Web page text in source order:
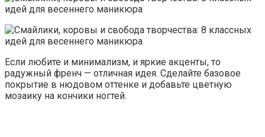
Если любите и минимализм, и яркие акценты, то
радужный френч — отличная идея. Сделайте базовое
покрытие в нюдовом оттенке и добавьте цветную
мозаику на кончики ногтей.